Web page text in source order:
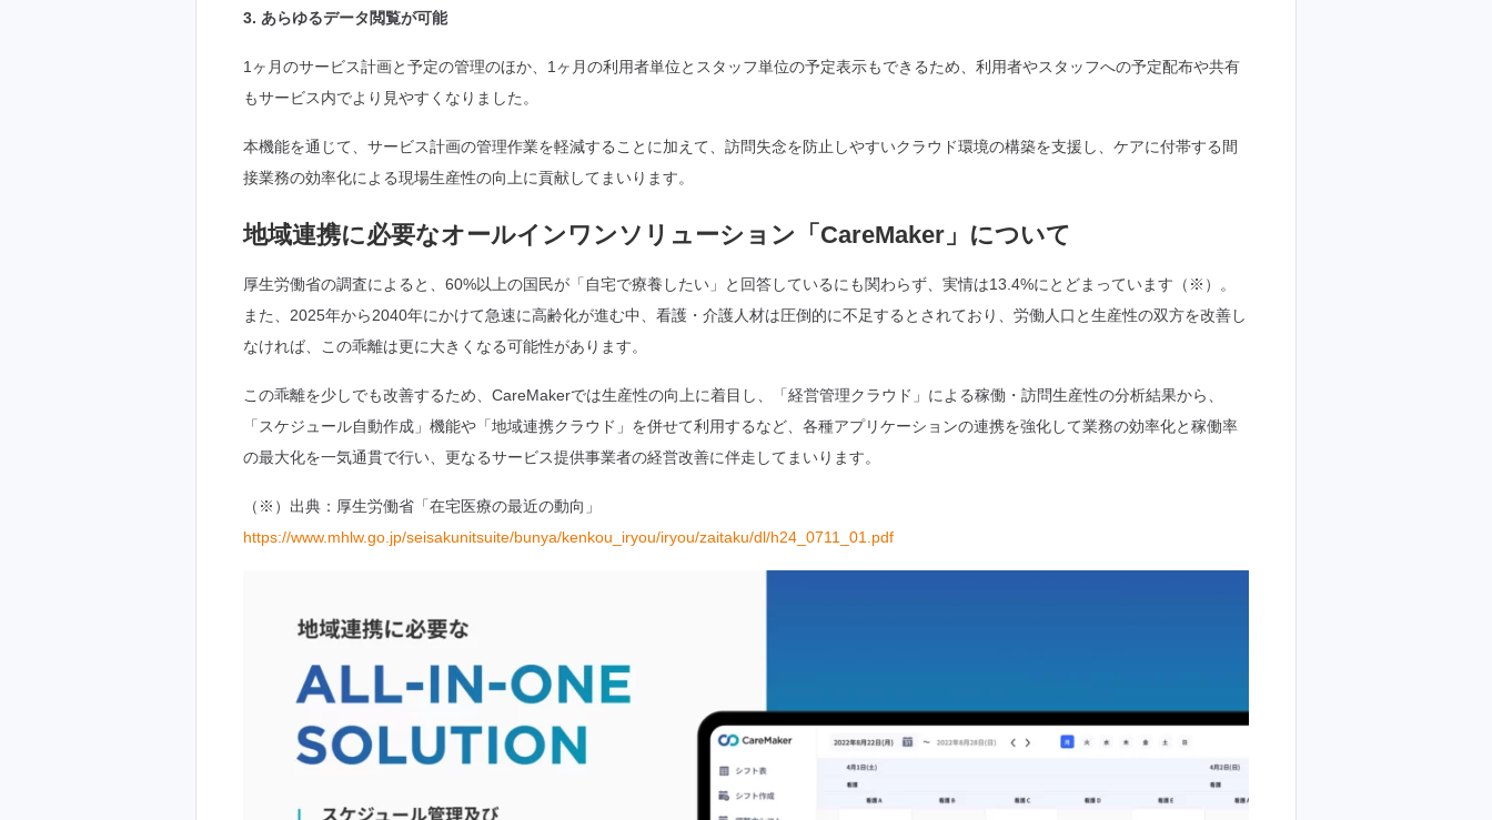
3. あらゆるデータ閲覧が可能
1ヶ月のサービス計画と予定の管理のほか、1ヶ月の利用者単位とスタッフ単位の予定表示もできるため、利用者やスタッフへの予定配布や共有
もサービス内でより見やすくなりました。
本機能を通じて、サービス計画の管理作業を軽減することに加えて、訪問失念を防止しやすいクラウド環境の構築を支援し、ケアに付帯する間
接業務の効率化による現場生産性の向上に貢献してまいります。
地域連携に必要なオールインワンソリューション「CareMaker」について
厚生労働省の調査によると、60%以上の国民が「自宅で療養したい」と回答しているにも関わらず、実情は13.4%にとどまっています（※）。
また、2025年から2040年にかけて急速に高齢化が進む中、看護・介護人材は圧倒的に不足するとされており、労働人口と生産性の双方を改善し
なければ、この乖離は更に大きくなる可能性があります。
この乖離を少しでも改善するため、CareMakerでは生産性の向上に着目し、「経営管理クラウド」による稼働・訪問生産性の分析結果から、
「スケジュール自動作成」機能や「地域連携クラウド」を併せて利用するなど、各種アプリケーションの連携を強化して業務の効率化と稼働率
の最大化を一気通貫で行い、更なるサービス提供事業者の経営改善に伴走してまいります。
（※）出典：厚生労働省「在宅医療の最近の動向」
https://www.mhlw.go.jp/seisakunitsuite/bunya/kenkou_iryou/iryou/zaitaku/dl/h24_0711_01.pdf